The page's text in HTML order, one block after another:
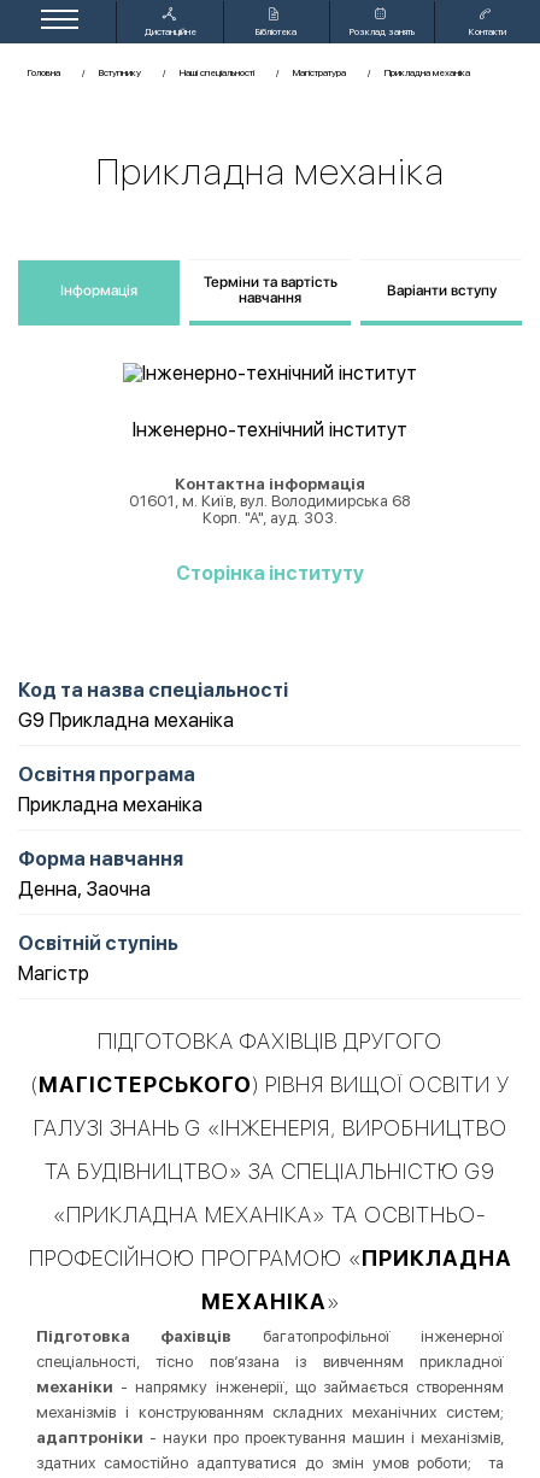
Дистанційне
Бібліотека Розклад занять Контакти
Головна Вступнику Наші спеціальності Магістратура Прикладна механіка
Прикладна механіка
Інформація
Терміни та вартість
навчання
Варіанти вступу
Інженерно-технічний інститут
Контактна інформація
01601, м. Київ, вул. Володимирська 68
Корп. "А", ауд. 303.
Cторінка інституту
Код та назва спеціальності
G9 Прикладна механіка
Освітня програма
Прикладна механіка
Форма навчання
Денна, Заочна
Освітній ступінь
Магістр
ПІДГОТОВКА ФАХІВЦІВ ДРУГОГО
(МАГІСТЕРСЬКОГО) РІВНЯ ВИЩОЇ ОСВІТИ У
ГАЛУЗІ ЗНАНЬ G «ІНЖЕНЕРІЯ, ВИРОБНИЦТВО
ТА БУДІВНИЦТВО» ЗА СПЕЦІАЛЬНІСТЮ G9
«ПРИКЛАДНА МЕХАНІКА» ТА ОСВІТНЬО-
ПРОФЕСІЙНОЮ ПРОГРАМОЮ «ПРИКЛАДНА
МЕХАНІКА»
Підготовка фахівців багатопрофільної інженерної
спеціальності, тісно пов’язана із вивченням прикладної
механіки - напрямку інженерії, що займається створенням
механізмів і конструюванням складних механічних систем;
адаптроніки - науки про проектування машин і механізмів,
здатних самостійно адаптуватися до змін умов роботи; та